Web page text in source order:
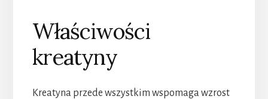
Właściwości
kreatyny
Kreatyna przede wszystkim wspomaga wzrost